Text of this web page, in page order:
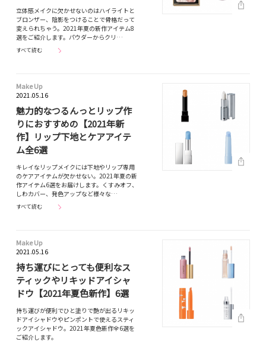
立体感メイクに欠かせないのはハイライトと
ブロンザー、陰影をつけることで骨格だって
変えられちゃう。2021年夏の新作アイテム8
選をご紹介します。パウダーからクリ…
すべて読む
Make Up
2021.05.16
魅力的なつるんっとリップ作
りにおすすめの【2021年新
作】リップ下地とケアアイテ
ム全6選
キレイなリップメイクには下地やリップ専用
のケアアイテムが欠かせない。2021年夏の新
作アイテム6選をお届けします。くすみオフ、
しわカバー、発色アップなど様々な…
すべて読む
Make Up
2021.05.16
持ち運びにとっても便利なス
ティックやリキッドアイシャ
ドウ【2021年夏色新作】6選
持ち運びが便利でひと塗りで艶が出るリキッ
ドアイシャドウやピンポントで使えるスティ
ックアイシャドウ。2021年夏色新作全6選を
ご紹介します。